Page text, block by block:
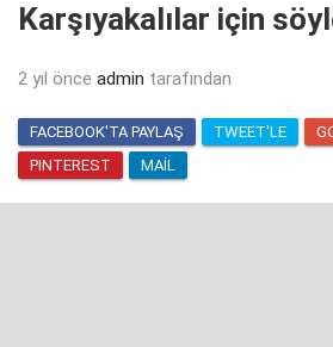
Karşıyakalılar için
2 yıl önce admin tarafından
FACEBOOK'TA PAYLAŞ TWEET'LE
PINTEREST
MAIL